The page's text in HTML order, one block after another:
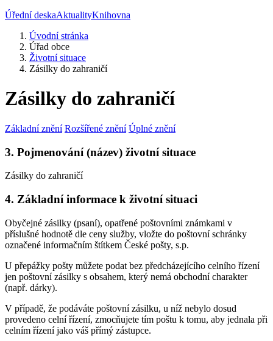
Úřední deskaAktualityKnihovna
Úvodní stránka
Úřad obce
Životní situace
Zásilky do zahraničí
Zásilky do zahraničí
Základní znění Rozšířené znění Úplné znění
3. Pojmenování (název) životní situace
Zásilky do zahraničí
4. Základní informace k životní situaci
Obyčejné zásilky (psaní), opatřené poštovními známkami v
příslušné hodnotě dle ceny služby, vložte do poštovní schránky
označené informačním štítkem České pošty, s.p.
U přepážky pošty můžete podat bez předcházejícího celního řízení
jen poštovní zásilky s obsahem, který nemá obchodní charakter
(např. dárky).
V případě, že podáváte poštovní zásilku, u níž nebylo dosud
provedeno celní řízení, zmocňujete tím poštu k tomu, aby jednala při
celním řízení jako váš přímý zástupce.